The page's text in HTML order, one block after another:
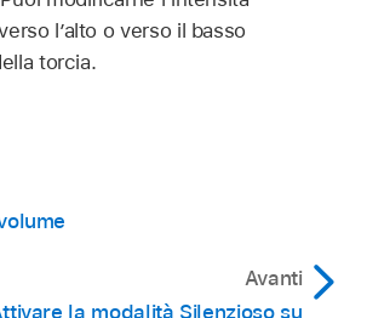
l’alto o verso il basso
torcia.
Avanti
la modalità Silenzioso su